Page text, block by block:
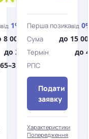
від 1% /день
8 000 грн
до 30 дн.
546%
Перша позикавід 0%
Сума до 15
Термін до
РПС
Подати
заявку
Характеристики
Попередження